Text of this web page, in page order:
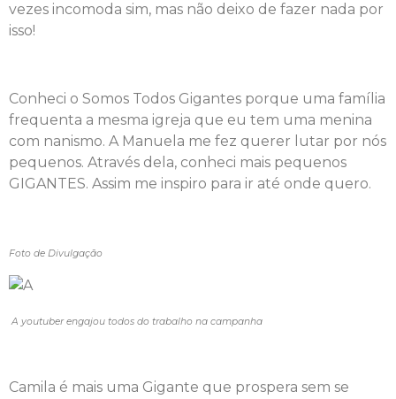
vezes incomoda sim, mas não deixo de fazer nada por
isso!
Conheci o Somos Todos Gigantes porque uma família
frequenta a mesma igreja que eu tem uma menina
com nanismo. A Manuela me fez querer lutar por nós
pequenos. Através dela, conheci mais pequenos
GIGANTES. Assim me inspiro para ir até onde quero.
Foto de Divulgação
A youtuber engajou todos do trabalho na campanha
Camila é mais uma Gigante que prospera sem se